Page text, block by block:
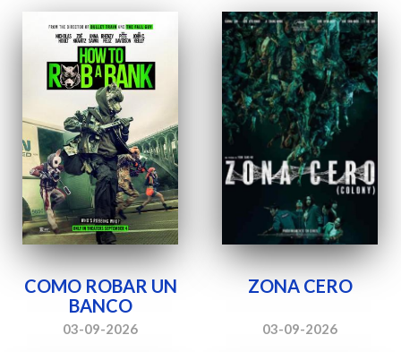
COMO ROBAR UN
BANCO
03-09-2026
ZONA CERO
03-09-2026